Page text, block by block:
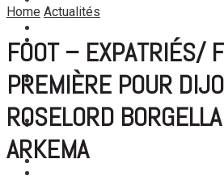
BASKETBALL
TENNIS
FOOT EXPATRIÉS
BASKETBALL
TENNIS
TENNIS DE TABLE
View All Result
Home Actualités
FOOT – EXPATRIÉS/
PREMIÈRE POUR
ROSELORD
ARKEMA